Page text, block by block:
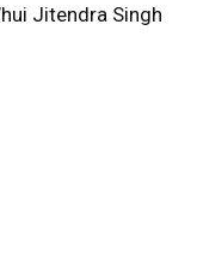
Jitendra Singh